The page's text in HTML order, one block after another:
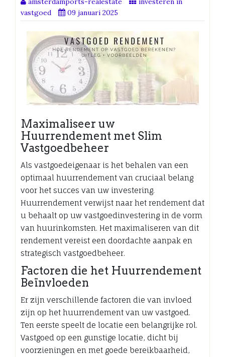
vastgoed
09 januari 2025
Maximaliseer uw
Huurrendement met Slim
Vastgoedbeheer
Als vastgoedeigenaar is het behalen van een
optimaal huurrendement van cruciaal belang
voor het succes van uw investering.
Huurrendement verwijst naar het rendement dat
u behaalt op uw vastgoedinvestering in de vorm
van huurinkomsten. Het maximaliseren van dit
rendement vereist een doordachte aanpak en
strategisch vastgoedbeheer.
Factoren die het Huurrendement
Beïnvloeden
Er zijn verschillende factoren die van invloed
zijn op het huurrendement van uw vastgoed.
Ten eerste speelt de locatie een belangrijke rol.
Vastgoed op een gunstige locatie, dicht bij
voorzieningen en met goede bereikbaarheid,